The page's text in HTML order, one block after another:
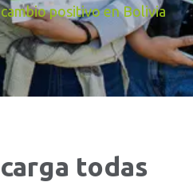
positivo en Bolivia
todas